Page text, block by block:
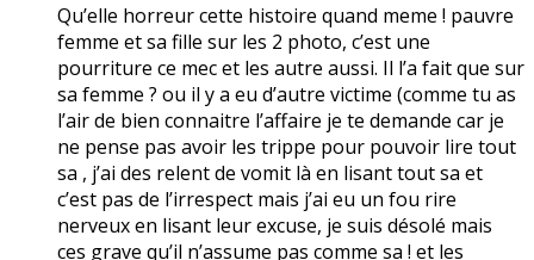
Qu’elle horreur cette histoire quand meme ! pauvre
femme et sa fille sur les 2 photo, c’est une
pourriture ce mec et les autre aussi. Il l’a fait que sur
sa femme ? ou il y a eu d’autre victime (comme tu as
l’air de bien connaitre l’affaire je te demande car je
ne pense pas avoir les trippe pour pouvoir lire tout
sa , j’ai des relent de vomit là en lisant tout sa et
c’est pas de l’irrespect mais j’ai eu un fou rire
nerveux en lisant leur excuse, je suis désolé mais
ces grave qu’il n’assume pas comme sa ! et les